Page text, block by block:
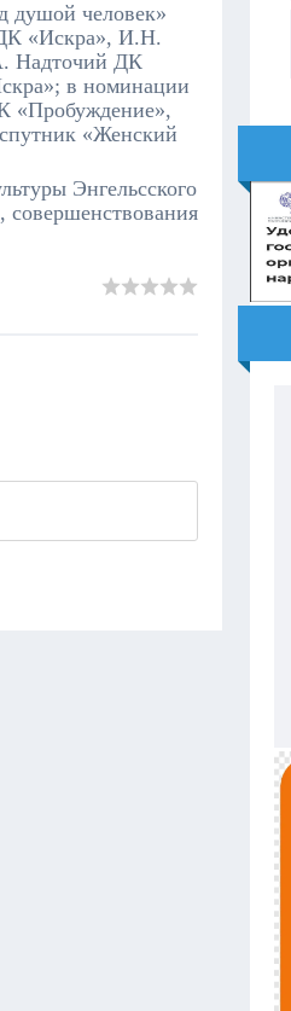
душой человек»
«Искра», И.Н.
Надточий ДК
в номинации
«Пробуждение»,
«Женский
Энгельсского
совершенствования